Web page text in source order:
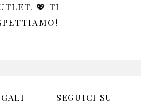
💖 TI
SEGUICI SU